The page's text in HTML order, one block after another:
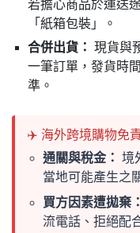
若擔心商品於運送
「紙箱包裝」。
合併出貨： 現貨與
一筆訂單，發貨時
準。
✈️ 海外跨境購物免
通關與稅金： 境
當地可能產生之
買方因素遭拋棄：
流電話、拒絕配